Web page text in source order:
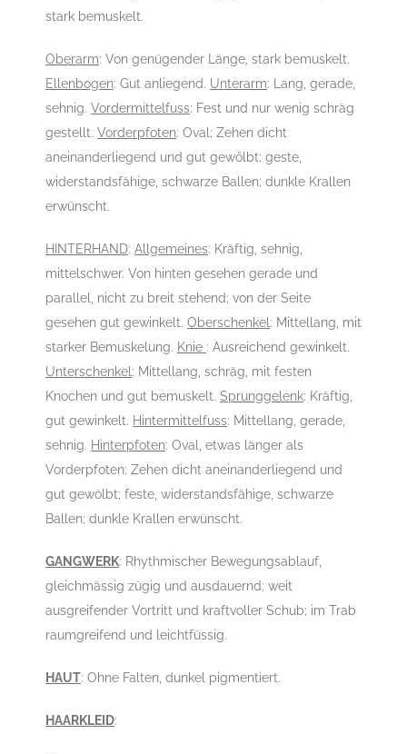
stark bemuskelt.
Oberarm: Von genügender Länge, stark bemuskelt.
Ellenbogen: Gut anliegend. Unterarm: Lang, gerade,
sehnig. Vordermittelfuss: Fest und nur wenig schräg
gestellt. Vorderpfoten: Oval; Zehen dicht
aneinanderliegend und gut gewőlbt; geste,
widerstandsfähige, schwarze Ballen; dunkle Krallen
erwünscht.
HINTERHAND: Allgemeines: Kräftig, sehnig,
mittelschwer. Von hinten gesehen gerade und
parallel, nicht zu breit stehend; von der Seite
gesehen gut gewinkelt. Oberschenkel : Mittellang, mit
starker Bemuskelung. Knie : Ausreichend gewinkelt.
Unterschenkel : Mittellang, schräg, mit festen
Knochen und gut bemuskelt. Sprunggelenk: Kräftig,
gut gewinkelt. Hintermittelfuss: Mittellang, gerade,
sehnig. Hinterpfoten: Oval, etwas länger als
Vorderpfoten; Zehen dicht aneinanderliegend und
gut gewölbt; feste, widerstandsfähige, schwarze
Ballen; dunkle Krallen erwünscht.
GANGWERK: Rhythmischer Bewegungsablauf,
gleichmässig zügig und ausdauernd; weit
ausgreifender Vortritt und kraftvoller Schub; im Trab
raumgreifend und leichtfüssig.
HAUT: Ohne Falten, dunkel pigmentiert.
HAARKLEID: